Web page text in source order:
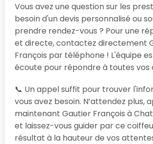
Vous avez une question sur les
besoin d'un devis personnalisé ou
prendre rendez-vous ? Pour une
et directe, contactez directement
François par téléphone ! L'équipe
écoute pour répondre à toutes vos
📞 Un appel suffit pour trouver
vous avez besoin. N’attendez plus,
maintenant Gautier François à
et laissez-vous guider par ce
résultat à la hauteur de vos